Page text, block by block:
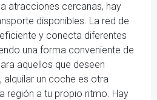
atracciones cercanas, hay
disponibles. La red de
y conecta diferentes
una forma conveniente de
aquellos que deseen
alquilar un coche es otra
región a tu propio ritmo. Hay